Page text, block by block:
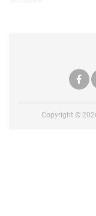
Copyright ©